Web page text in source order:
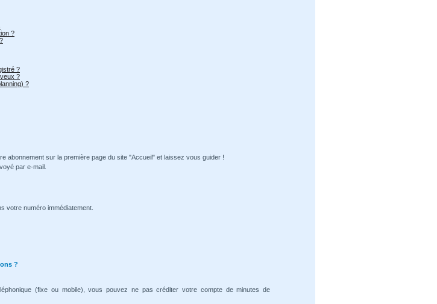
?
?
?
?
abonnement sur la première page du site "Accueil" et laissez vous guider !
par e-mail.
votre numéro immédiatement.
?
(fixe ou mobile), vous pouvez ne pas créditer votre compte de minutes de